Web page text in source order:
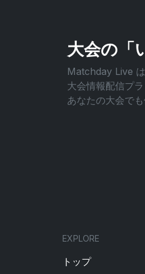
大会の「
Matchday Live は
大会情報配信プラ
あなたの大会で
EXPLORE
トップ